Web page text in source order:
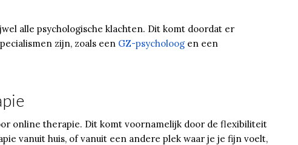
alle psychologische klachten. Dit komt doordat er
zijn, zoals een GZ-psycholoog en een
online therapie. Dit komt voornamelijk door de flexibiliteit
vanuit huis, of vanuit een andere plek waar je je fijn voelt,